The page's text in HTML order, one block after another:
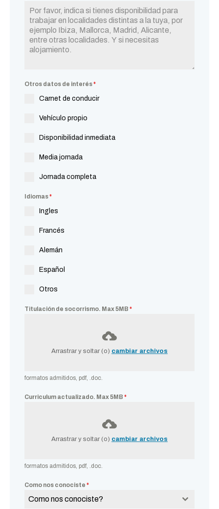
Otros datos de interés*
Carnet de conducir
Vehículo propio
Disponibilidad inmediata
Media jornada
Jornada completa
Idiomas*
Ingles
Francés
Alemán
Español
Otros
Titulación de socorrismo. Max 5MB *
Arrastrar y soltar (o) cambiar archivos
formatos admitidos, pdf, .doc.
Curriculum actualizado. Max 5MB *
Arrastrar y soltar (o) cambiar archivos
formatos admitidos, pdf, .doc.
Como nos conociste *
Como nos conociste?